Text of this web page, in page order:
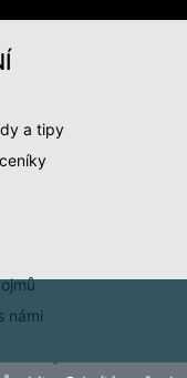
a tipy
námi